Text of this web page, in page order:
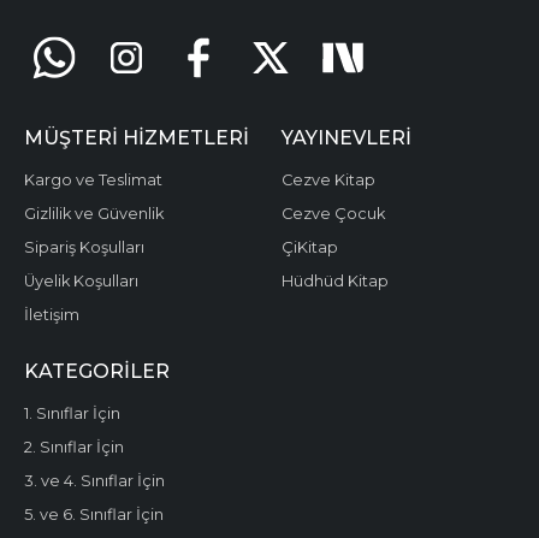
MÜŞTERI HIZMETLERI
Kargo ve Teslimat
Gizlilik ve Güvenlik
Sipariş Koşulları
Üyelik Koşulları
İletişim
YAYINEVLERI
Cezve Kitap
Cezve Çocuk
ÇiKitap
Hüdhüd Kitap
KATEGORILER
1. Sınıflar İçin
2. Sınıflar İçin
3. ve 4. Sınıflar İçin
5. ve 6. Sınıflar İçin